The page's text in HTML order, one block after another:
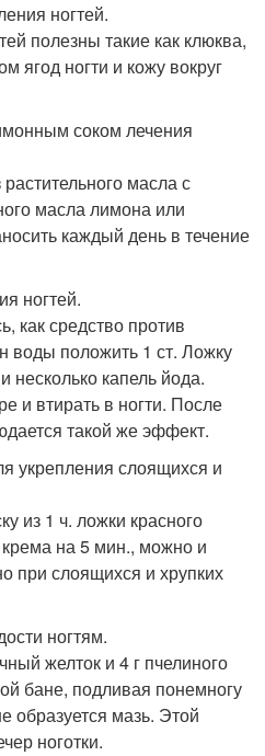
ногтей.
полезны такие как клюква,
ягод ногти и кожу вокруг
соком лечения
масла с
масла лимона или
каждый день в течение
ногтей.
как средство против
воды положить 1 ст. Ложку
несколько капель йода.
и втирать в ногти. После
такой же эффект.
укрепления слоящихся и
из 1 ч. ложки красного
на 5 мин., можно и
при слоящихся и хрупких
ногтям.
желток и 4 г пчелиного
бане, подливая понемногу
образуется мазь. Этой
ноготки.